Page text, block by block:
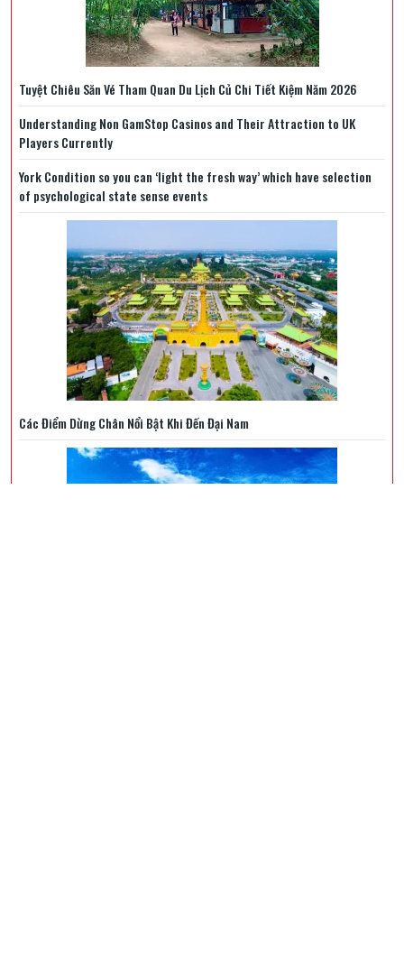
Tuyệt Chiêu Săn Vé Tham Quan Du Lịch Củ Chi Tiết Kiệm Năm 2026
Understanding Non GamStop Casinos and Their Attraction to UK
Players Currently
York Condition so you can ‘light the fresh way’ which have selection
of psychological state sense events
Các Điểm Dừng Chân Nổi Bật Khi Đến Đại Nam